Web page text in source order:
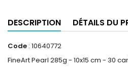
DESCRIPTION DÉTAILS DU
Code : 10640772
FineArt Pearl 285g - 10x15 cm - 30